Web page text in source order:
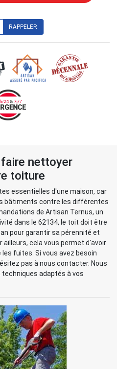
nettoyer
toiture
essentielles d'une maison, car
bâtiments contre les différentes
de Artisan Ternus, un
dans le 62134, le toit doit être
pour garantir sa pérennité et
cela vous permet d'avoir
fuites. Si vous avez besoin
pas à nous contacter. Nous
adaptés à vos